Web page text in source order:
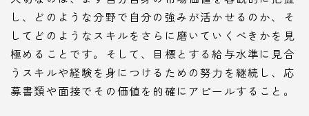
し、どのような分野で自分の強みが活かせるのか、そ
してどのようなスキルをさらに磨いていくべきかを見
極めることです。そして、目標とする給与水準に見合
うスキルや経験を身につけるための努力を継続し、応
募書類や面接でその価値を的確にアピールすること。